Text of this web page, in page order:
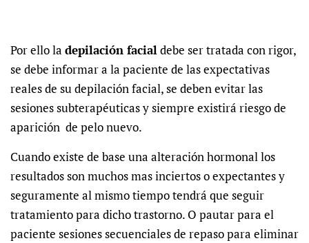
Por ello la depilación facialdebe ser tratada con rigor,
se debe informar a la paciente de las expectativas
reales de su depilación facial, se deben evitar las
sesiones subterapéuticas y siempre existirá riesgo de
aparición de pelo nuevo.
Cuando existe de base una alteración hormonal los
resultados son muchos mas inciertos o expectantes y
seguramente al mismo tiempo tendrá que seguir
tratamiento para dicho trastorno. O pautar para el
paciente sesiones secuenciales de repaso para eliminar